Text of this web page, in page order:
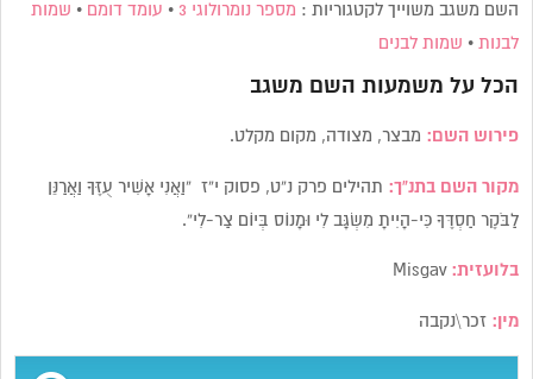
השם משגב משוייך לקטגוריות : מספר נומרולוגי 3 • עומד דומם • שמות
לבנות • שמות לבנים
הכל על משמעות השם משגב
פירוש השם: מבצר, מצודה, מקום מקלט.
מקור השם בתנ”ך: תהילים פרק נ”ט, פסוק י”ז “וַאֲנִי אָשִׁיר עֻזֶּךָ וַאֲרַנֵּן
לַבֹּקֶר חַסְדֶּךָ כִּי-הָיִיתָ מִשְׂגָּב לִי וּמָנוֹס בְּיוֹם צַר-לִי”.
בלועזית: Misgav
מין: זכר\נקבה